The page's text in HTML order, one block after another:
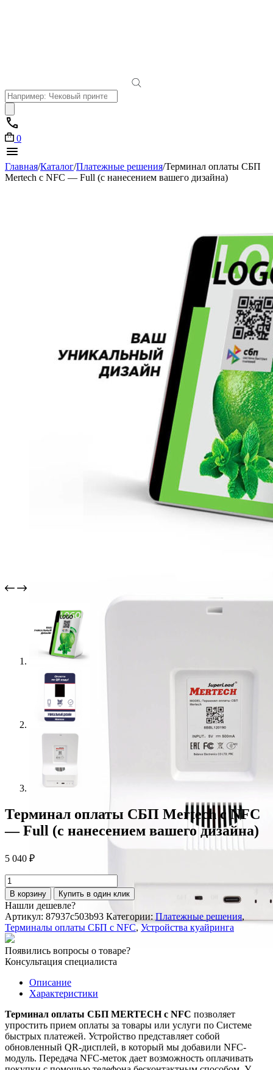
Поиск
товаров
0
Главная/Каталог/Платежные решения/Терминал оплаты СБП
Mertech с NFC — Full (с нанесением вашего дизайна)
Терминал оплаты СБП Mertech с NFC
— Full (с нанесением вашего дизайна)
5 040 ₽
Количество
товара
Терминал
оплаты
СБП
Mertech
с
NFC
-
нанесением
вашего
дизайна)
В корзину Купить в один клик
Нашли дешевле?
Артикул: 87937c503b93 Категории: Платежные решения,
Терминалы оплаты СБП с NFC, Устройства куайринга
Появились вопросы о товаре?
Консультация специалиста
Описание
Характеристики
Терминал оплаты СБП MERTECH с NFC позволяет
упростить прием оплаты за товары или услуги по Системе
быстрых платежей. Устройство представляет собой
обновленный QR-дисплей, в который мы добавили NFC-
модуль. Передача NFC-меток дает возможность оплачивать